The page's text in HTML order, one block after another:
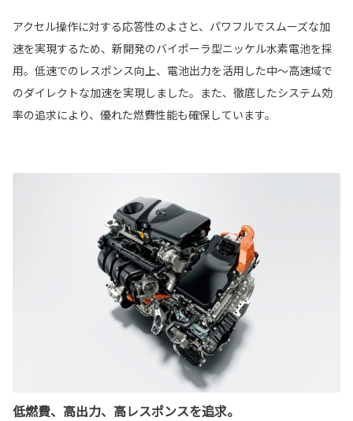
アクセル操作に対する応答性のよさと、パワフルでスムーズな加
速を実現するため、新開発のバイポーラ型ニッケル水素電池を採
用。低速でのレスポンス向上、電池出力を活用した中～高速域で
のダイレクトな加速を実現しました。また、徹底したシステム効
率の追求により、優れた燃費性能も確保しています。
低燃費、高出力、高レスポンスを追求。